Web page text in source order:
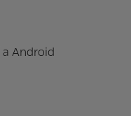
a Android